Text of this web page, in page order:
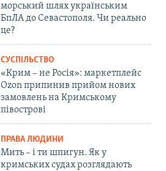
морський шлях українським
БпЛА до Севастополя. Чи реально
це?
СУСПІЛЬСТВО
«Крим – не Росія»: маркетплейс
Ozon припинив прийом нових
замовлень на Кримському
півострові
ПРАВА ЛЮДИНИ
Мить – і ти шпигун. Як у
кримських судах розглядають